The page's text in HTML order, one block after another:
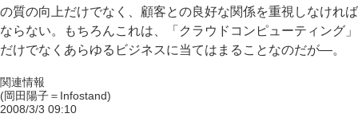
の質の向上だけでなく、顧客との良好な関係を重視しなければ
ならない。もちろんこれは、「クラウドコンピューティング」
だけでなくあらゆるビジネスに当てはまることなのだが―。
関連情報
(岡田陽子＝Infostand)
2008/3/3 09:10